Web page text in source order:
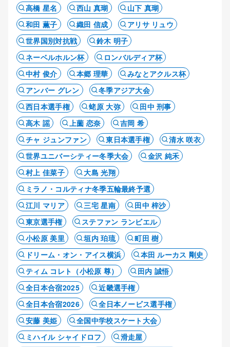
高橋 星名 西山 真瑚
山下 真瑚
和田 薫子
織田 信成
アリサ リュウ
世界国別対抗戦
鈴木 明子
ネーベルホルン杯
ロンバルディア杯
中村 俊介
本郷 理華
みなとアクルス杯
アンバー グレン
冬季アジア大会
西日本選手権
蛯原 大弥
田中 刑事
高木 謡
上薗 恋奈
吉岡 希
チャ ジュンファン
東日本選手権
清水 咲衣
世界ユニバーシティー冬季大会
金沢 純禾
村上 佳菜子
大島 光翔
ミラノ・コルティナ冬季五輪最終予選
江川 マリア
三宅 星南
田中 梓沙
東京選手権
ステファン ランビエル
小松原 美里
垣内 珀琉
町田 樹
ドリーム・オン・アイス横浜
本田 ルーカス 剛史
ティム コレト（小松原 尊）
田内 誠悟
全日本合宿2025
近畿選手権
全日本合宿2026
全日本ノービス選手権
安藤 美姫
全国中学校スケート大会
ミハイル シャイドロフ
滑走屋